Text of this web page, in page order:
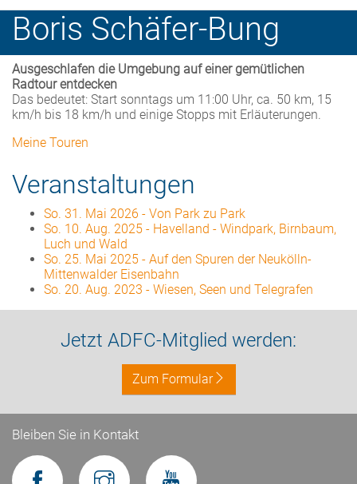
Boris Schäfer-Bung
Ausgeschlafen die Umgebung auf einer gemütlichen
Radtour entdecken
Das bedeutet: Start sonntags um 11:00 Uhr, ca. 50 km, 15
km/h bis 18 km/h und einige Stopps mit Erläuterungen.
Meine Touren
Veranstaltungen
So. 31. Mai 2026 - Von Park zu Park
So. 10. Aug. 2025 - Havelland - Windpark, Birnbaum,
Luch und Wald
So. 25. Mai 2025 - Auf den Spuren der Neukölln-
Mittenwalder Eisenbahn
So. 20. Aug. 2023 - Wiesen, Seen und Telegrafen
Jetzt ADFC-Mitglied werden:
Zum Formular
Bleiben Sie in Kontakt